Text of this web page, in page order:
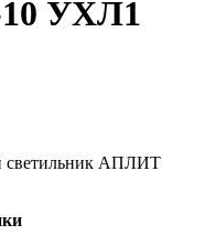
УХЛ1
светильник АПЛИТ